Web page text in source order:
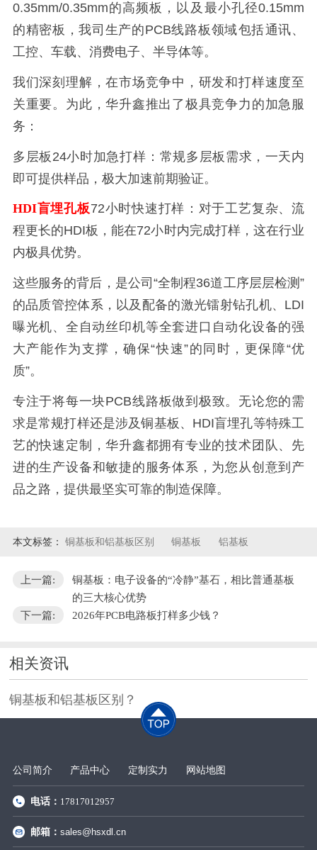
0.35mm/0.35mm‌的高频板，以及‌最小孔径0.15mm‌
的精密板，我司生产的PCB线路板领域‌包括‌通讯、
工控、车载、消费电子、半导体‌等。
我们深刻理解，在市场竞争中，研发和打样速度至
关重要。为此，华升鑫推出了极具竞争力的加急服
务：
多层板24小时加急打样‌：常规多层板需求，一天内
即可提供样品，极大加速前期验证。
HDI盲埋孔板72小时快速打样‌：对于工艺复杂、流
程更长的HDI板，能在72小时内完成打样，这在行业
内极具优势。
这些服务的背后，是公司“全制程36道工序层层检测”
的品质管控体系，以及配备的‌激光镭射钻孔机、LDI
曝光机、全自动丝印机‌等全套进口自动化设备的强
大产能作为支撑，确保“快速”的同时，更保障“优
质”。
专注于将每一块PCB线路板做到极致。无论您的需
求是常规打样还是涉及‌铜基板、HDI盲埋孔‌等特殊工
艺的快速定制，华升鑫都拥有专业的技术团队、先
进的生产设备和敏捷的服务体系，为您从创意到产
品之路，提供最坚实可靠的制造保障。
本文标签： 铜基板和铝基板区别 铜基板 铝基板
上一篇:
‌铜基板：电子设备的“冷静”基石，相比普通基板
的三大核心优势
下一篇:
2026年PCB电路板打样多少钱？
相关资讯
铜基板和铝基板区别？
公司简介 产品中心 定制实力 网站地图
电话： 17817012957
邮箱：sales@hsxdl.cn